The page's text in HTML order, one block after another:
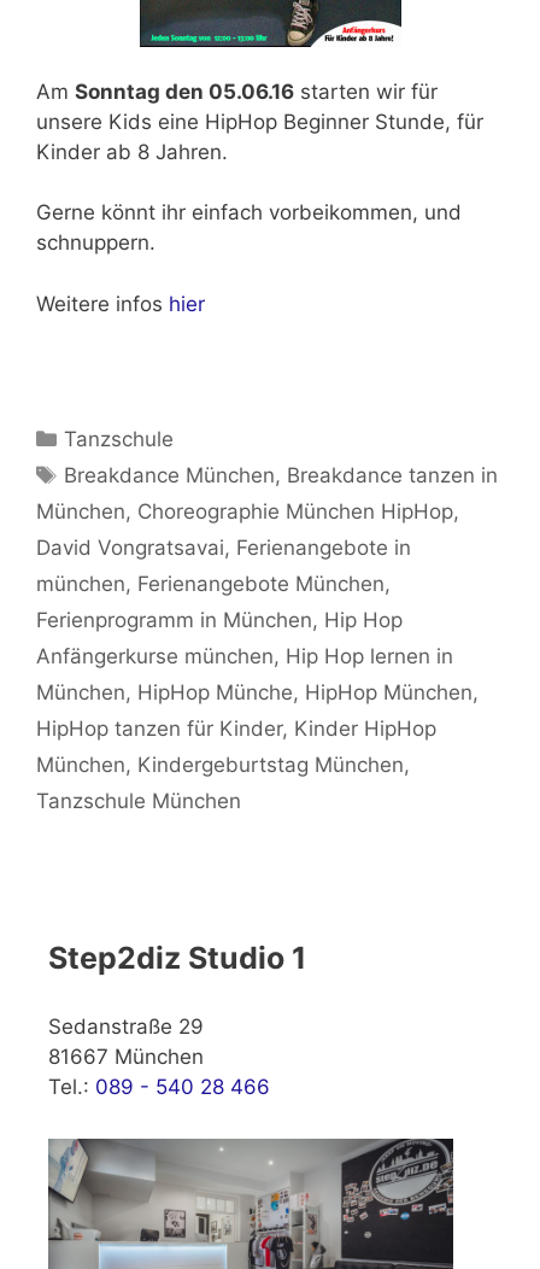
Am Sonntag den 05.06.16 starten wir für
unsere Kids eine HipHop Beginner Stunde, für
Kinder ab 8 Jahren.
Gerne könnt ihr einfach vorbeikommen, und
schnuppern.
Weitere infos hier
Kategorien
Tanzschule
Schlagwörter
Breakdance München, Breakdance tanzen in
München, Choreographie München HipHop,
David Vongratsavai, Ferienangebote in
münchen, Ferienangebote München,
Ferienprogramm in München, Hip Hop
Anfängerkurse münchen, Hip Hop lernen in
München, HipHop Münche, HipHop München,
HipHop tanzen für Kinder, Kinder HipHop
München, Kindergeburtstag München,
Tanzschule München
Step2diz Studio 1
Sedanstraße 29
81667 München
Tel.: 089 - 540 28 466